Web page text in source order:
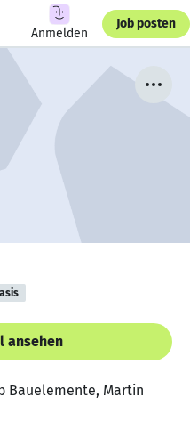
Anmelden
Job posten
ansehen
Bauelemente, Martin